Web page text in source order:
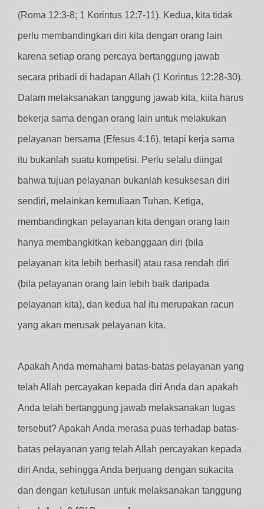
(Roma 12:3-8; 1 Korintus 12:7-11). Kedua, kita tidak
perlu membandingkan diri kita dengan orang lain
karena setiap orang percaya bertanggung jawab
secara pribadi di hadapan Allah (1 Korintus 12:28-30).
Dalam melaksanakan tanggung jawab kita, kiita harus
bekerja sama dengan orang lain untuk melakukan
pelayanan bersama (Efesus 4:16), tetapi kerja sama
itu bukanlah suatu kompetisi. Perlu selalu diingat
bahwa tujuan pelayanan bukanlah kesuksesan diri
sendiri, melainkan kemuliaan Tuhan. Ketiga,
membandingkan pelayanan kita dengan orang lain
hanya membangkitkan kebanggaan diri (bila
pelayanan kita lebih berhasil) atau rasa rendah diri
(bila pelayanan orang lain lebih baik daripada
pelayanan kita), dan kedua hal itu merupakan racun
yang akan merusak pelayanan kita.
Apakah Anda memahami batas-batas pelayanan yang
telah Allah percayakan kepada diri Anda dan apakah
Anda telah bertanggung jawab melaksanakan tugas
tersebut? Apakah Anda merasa puas terhadap batas-
batas pelayanan yang telah Allah percayakan kepada
diri Anda, sehingga Anda berjuang dengan sukacita
dan dengan ketulusan untuk melaksanakan tanggung